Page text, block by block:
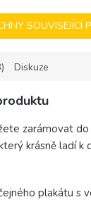
SOUVISEJÍCÍ
Diskuze
zarámovat do
krásně ladí k
plakátu s